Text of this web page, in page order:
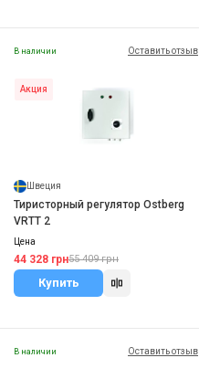
В наличии Оставить отзыв
Акция
Швеция
Тиристорный регулятор Ostberg
VRTT 2
Цена
44 328 грн55 409 грн
Купить
В наличии Оставить отзыв